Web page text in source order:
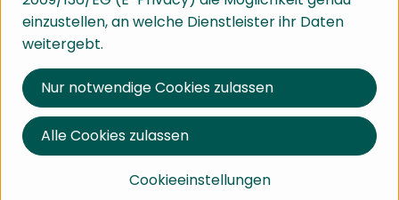
Über brokkolise
Wissenswertes
zum Aufbacken und
mehr
Alle 21 Produkte anzeigen
einzustellen, an welche Dienstleister ihr Daten
weitergebt.
Cookieeinstellungen
Nur notwendige Cookies zulassen
Alle Cookies zulassen